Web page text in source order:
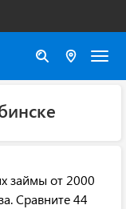
займы от 2000
Сравните 44